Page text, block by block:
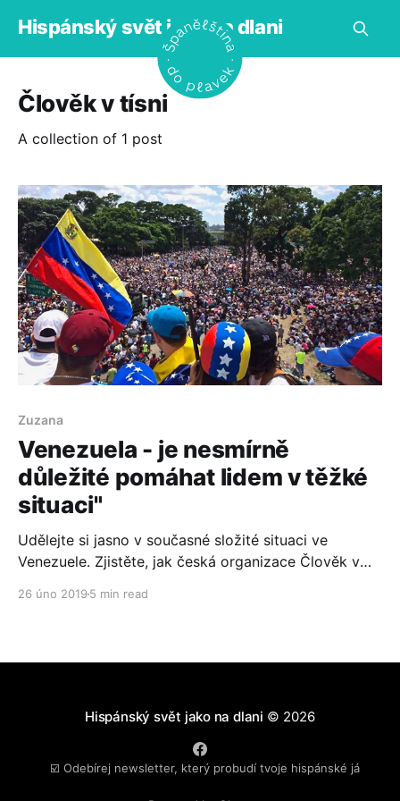
Hispánský svět jako na dlani
Člověk v tísni
A collection of 1 post
Zuzana
Venezuela - je nesmírně
důležité pomáhat lidem v těžké
situaci"
Udělejte si jasno v současné složité situaci ve
Venezuele. Zjistěte, jak česká organizace Člověk v
26 úno 2019 5 min read
Hispánský svět jako na dlani © 2026
☑️ Odebírej newsletter, který probudí tvoje hispánské já